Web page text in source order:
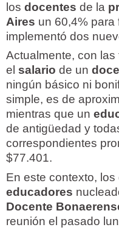
los docentes de la
Aires un 60,4% para
implementó dos
Actualmente, con
el salario de un
ningún básico ni
simple, es de
mientras que un
de antigüedad y
correspondientes
$77.401.
En este contexto, los
educadores
Docente
reunión el pasado